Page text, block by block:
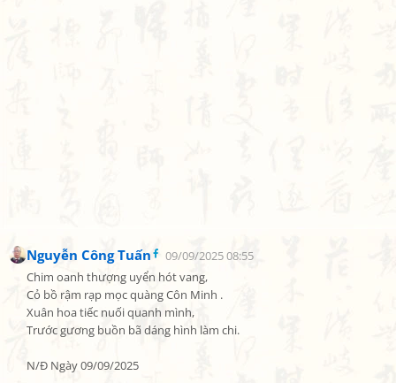
Nguyễn Công Tuấn
09/09/2025 08:55
Chim oanh thượng uyển hót vang,
Cỏ bồ rậm rạp mọc quàng Côn Minh .
Xuân hoa tiếc nuối quanh mình,
Trước gương buồn bã dáng hình làm chi.
N/Đ Ngày 09/09/2025